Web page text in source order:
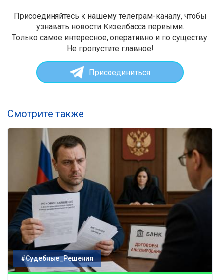
Присоединяйтесь к нашему телеграм-каналу, чтобы
узнавать новости Кизелбасса первыми.
Только самое интересное, оперативно и по существу.
Не пропустите главное!
Присоединиться
Смотрите также
#Судебные_Решения